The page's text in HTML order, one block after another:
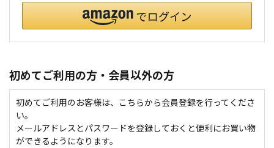
初めてご利用の方・会員以外の方
初めてご利用のお客様は、こちらから会員登録を行ってくださ
い。
メールアドレスとパスワードを登録しておくと便利にお買い物
ができるようになります。